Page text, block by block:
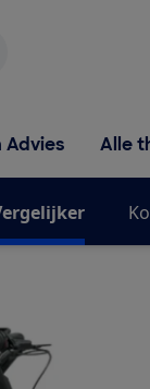
Advies Alle